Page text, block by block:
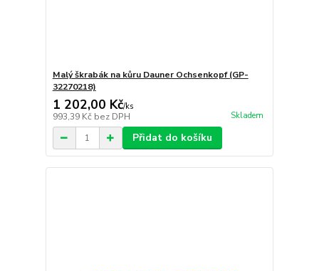
Malý škrabák na kůru Dauner Ochsenkopf (GP-
32270218)
1 202,00 Kč/ks
993,39 Kč bez DPH Skladem
Přidat do košíku